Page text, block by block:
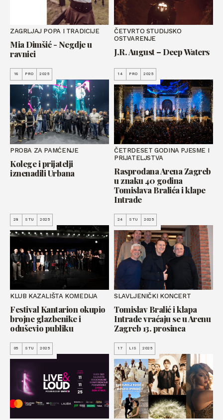
ZAGRLJAJ POPA I TRADICIJE
Mia Dimšić - Negdje u
ravnici
ČETVRTO STUDIJSKO
OSTVARENJE
J.R. August – Deep Waters
16 PRO 2025
PROBA ZA PAMĆENJE
Kolege i prijatelji
iznenadili Urbana
14 PRO 2025
ČETRDESET GODINA PJESME I
PRIJATELJSTVA
Rasprodana Arena Zagreb
u znaku 40 godina
Tomislava Bralića i klape
Intrade
28 STU 2025
KLUB KAZALIŠTA KOMEDIJA
Festival Kantarion okupio
brojne glazbenike i
oduševio publiku
24 STU 2025
SLAVLJENIČKI KONCERT
Tomislav Bralić i klapa
Intrade vraćaju se u Arenu
Zagreb 13. prosinca
05 STU 2025 17 LIS 2025